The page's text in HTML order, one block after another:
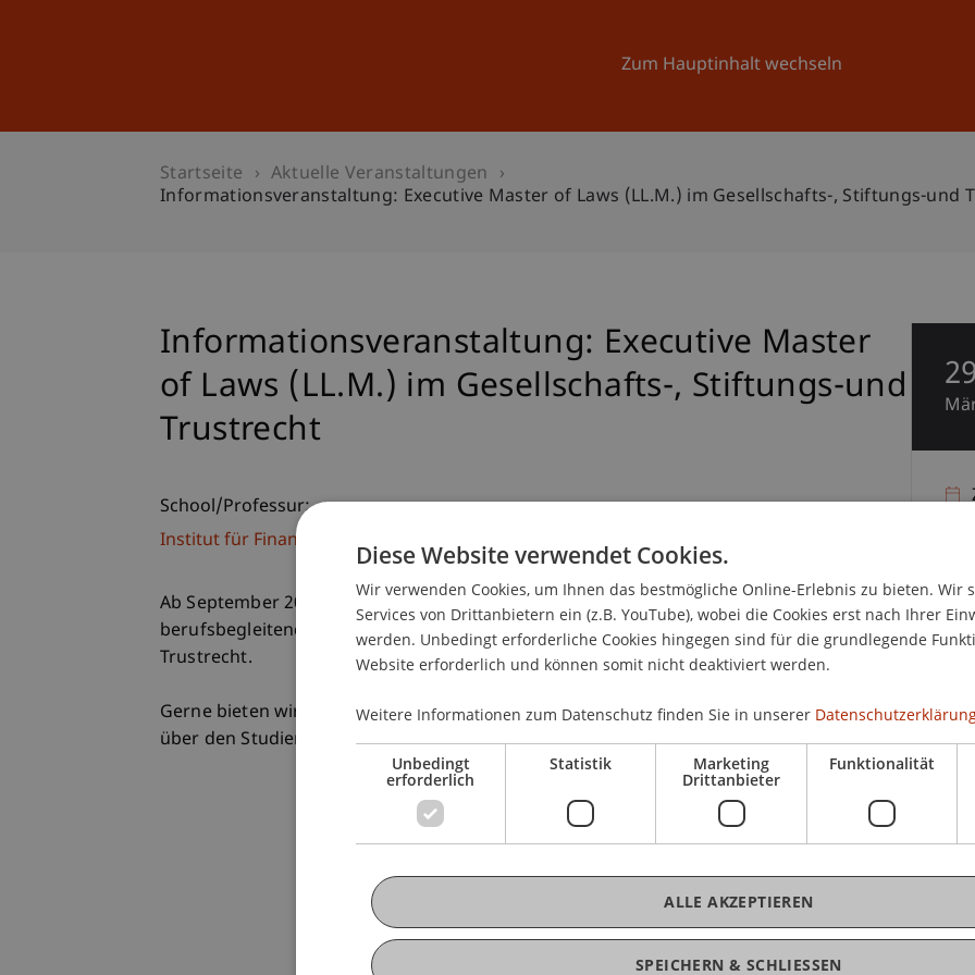
Zum Hauptinhalt wechseln
Universität Aktuelles
Startseite
Aktuelle Veranstaltungen
Informationsveranstaltung: Executive Master of Laws (LL.M.) im Gesellschafts-, Stiftungs-und
Informationsveranstaltung: Executive Master
of Laws (LL.M.) im Gesellschafts-, Stiftungs-und
Trustrecht
School/Professur:
Institut für Finanzdienstleistungen
Ab September 2012 startet unser bereits zum dritten Mal stattfindender
berufsbegleitender Executive Master of Laws (LL.M.) im Gesellschafts-, Stiftungs- und
Trustrecht.
Gerne bieten wir Ihnen die Möglichkeit, an unserer Informationsveranstaltung Näheres
über den Studienplan, das Lehrkonzept und die Studienzeiten zu erfahren.
29
Diese Website verwendet Cookies.
Wir verwenden Cookies, um Ihnen das bestmögliche Online-Erlebnis zu bieten. Wir
Services von Drittanbietern ein (z.B. YouTube), wobei die Cookies erst nach Ihrer
werden. Unbedingt erforderliche Cookies hingegen sind für die grundlegende
Website erforderlich und können somit nicht deaktiviert werden.
Weitere Informationen zum Datenschutz finden Sie in unserer
Unbedingt
erforderlich
Statistik Marketing
Drittanbieter
Funktionalität
SPEICHERN & SCHLIESSEN
ALLE AKZEPTIEREN